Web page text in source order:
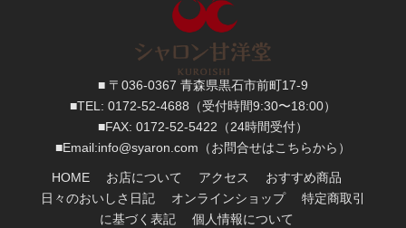
■ 〒036-0367 青森県黒石市前町17-9
■TEL: 0172-52-4688 （受付時間9:30〜18:00）
■FAX: 0172-52-5422 （24時間受付）
■Email:info@syaron.com （お問合せはこちらから）
HOME お店について アクセス
おすすめ商品
日々のおいしさ日記
オンラインショップ
特定商取引
に基づく表記
個人情報について